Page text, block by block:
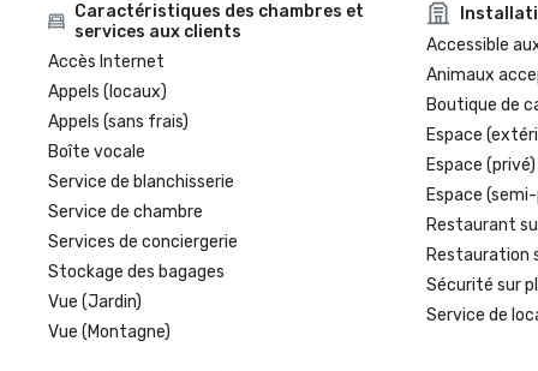
Caractéristiques des chambres et
services aux clients
Accès Internet
Appels (locaux)
Appels (sans frais)
Boîte vocale
Service de blanchisserie
Service de chambre
Services de conciergerie
Stockage des bagages
Vue (Jardin)
Vue (Montagne)
Accessible
Animaux
Boutique de
Espace
Espace (privé)
Espace
Restaurant
Restauration
Sécurité sur
Service de